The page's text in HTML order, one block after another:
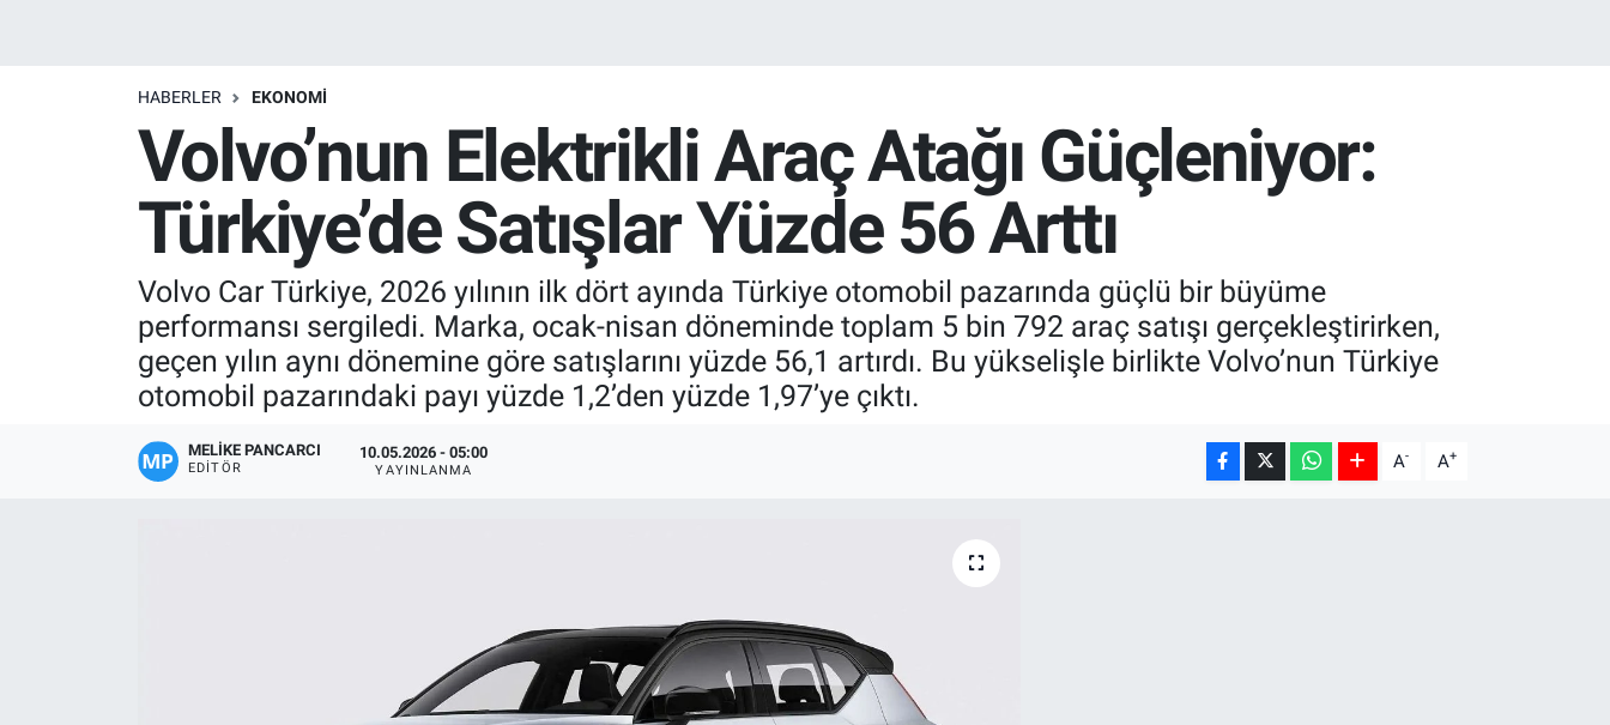
HABERLER EKONOMI
Volvo’nun Elektrikli Araç Atağı Güçleniyor:
Türkiye’de Satışlar Yüzde 56 Arttı
Volvo Car Türkiye, 2026 yılının ilk dört ayında Türkiye otomobil pazarında güçlü bir büyüme
performansı sergiledi. Marka, ocak-nisan döneminde toplam 5 bin 792 araç satışı gerçekleştirirken,
geçen yılın aynı dönemine göre satışlarını yüzde 56,1 artırdı. Bu yükselişle birlikte Volvo’nun Türkiye
otomobil pazarındaki payı yüzde 1,2’den yüzde 1,97’ye çıktı.
MELIKE PANCARCI
EDITÖR
10.05.2026 - 05:00
YAYINLANMA A- A+
Resmi İlanlar
Uşak Haberleri